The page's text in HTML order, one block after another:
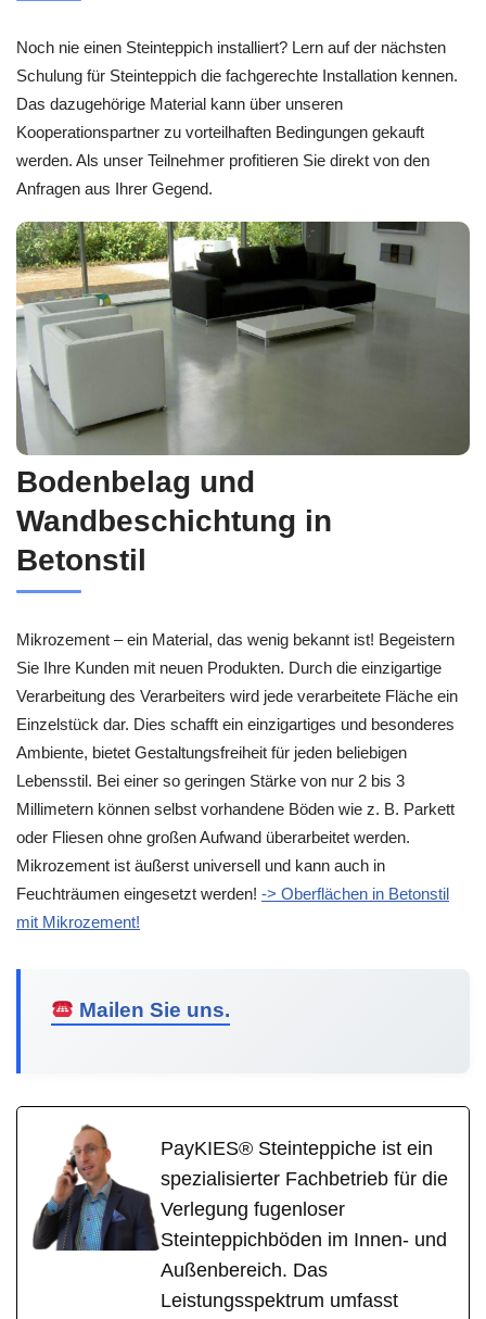
Noch nie einen Steinteppich installiert? Lern auf der nächsten
Schulung für Steinteppich die fachgerechte Installation kennen.
Das dazugehörige Material kann über unseren
Kooperationspartner zu vorteilhaften Bedingungen gekauft
werden. Als unser Teilnehmer profitieren Sie direkt von den
Anfragen aus Ihrer Gegend.
Bodenbelag und
Wandbeschichtung in
Betonstil
Mikrozement – ein Material, das wenig bekannt ist! Begeistern
Sie Ihre Kunden mit neuen Produkten. Durch die einzigartige
Verarbeitung des Verarbeiters wird jede verarbeitete Fläche ein
Einzelstück dar. Dies schafft ein einzigartiges und besonderes
Ambiente, bietet Gestaltungsfreiheit für jeden beliebigen
Lebensstil. Bei einer so geringen Stärke von nur 2 bis 3
Millimetern können selbst vorhandene Böden wie z. B. Parkett
oder Fliesen ohne großen Aufwand überarbeitet werden.
Mikrozement ist äußerst universell und kann auch in
Feuchträumen eingesetzt werden! -> Oberflächen in Betonstil
mit Mikrozement!
Mailen Sie uns.
PayKIES® Steinteppiche ist ein
spezialisierter Fachbetrieb für die
Verlegung fugenloser
Steinteppichböden im Innen- und
Außenbereich. Das
Leistungsspektrum umfasst